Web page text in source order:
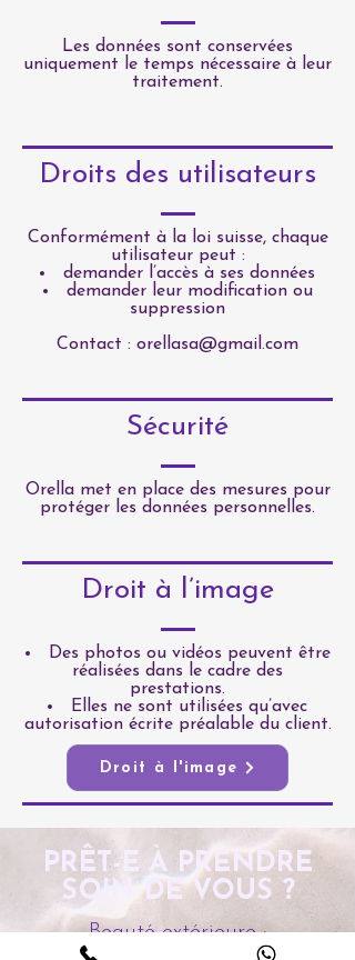
Les données sont conservées
uniquement le temps nécessaire à leur
traitement.
Droits des utilisateurs
Conformément à la loi suisse, chaque
utilisateur peut :
demander l’accès à ses données
demander leur modification ou
suppression
Contact : orellasa@gmail.com
Sécurité
Orella met en place des mesures pour
protéger les données personnelles.
Droit à l’image
Des photos ou vidéos peuvent être
réalisées dans le cadre des
prestations.
Elles ne sont utilisées qu’avec
autorisation écrite préalable du client.
Droit à l'image
PRÊT-E À PRENDRE
SOIN DE VOUS ?
Beauté extérieure·